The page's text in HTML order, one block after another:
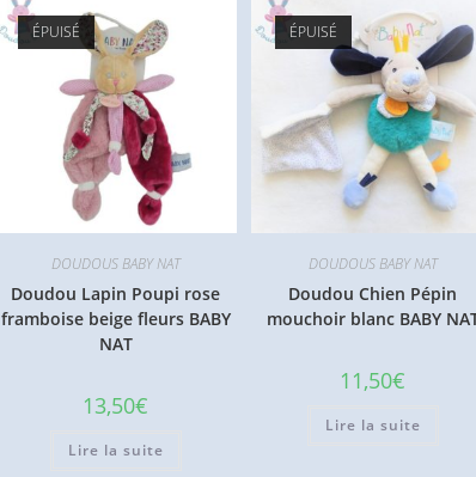
ÉPUISÉ
DOUDOUS BABY NAT
Doudou Lapin Poupi rose
framboise beige fleurs BABY
NAT
13,50€
Lire la suite
ÉPUISÉ
DOUDOUS BABY NAT
Doudou Chien Pépin
mouchoir blanc BABY
11,50€
Lire la suite